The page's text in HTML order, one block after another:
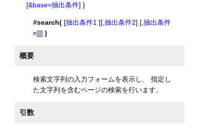
[&base=抽出条件] }
#search( [抽出条件1 [[,抽出条件2] [,抽出条件
n]]])
概要
検索文字列の入力フォームを表示し、 指定し
た文字列を含むページの検索を行います。
引数